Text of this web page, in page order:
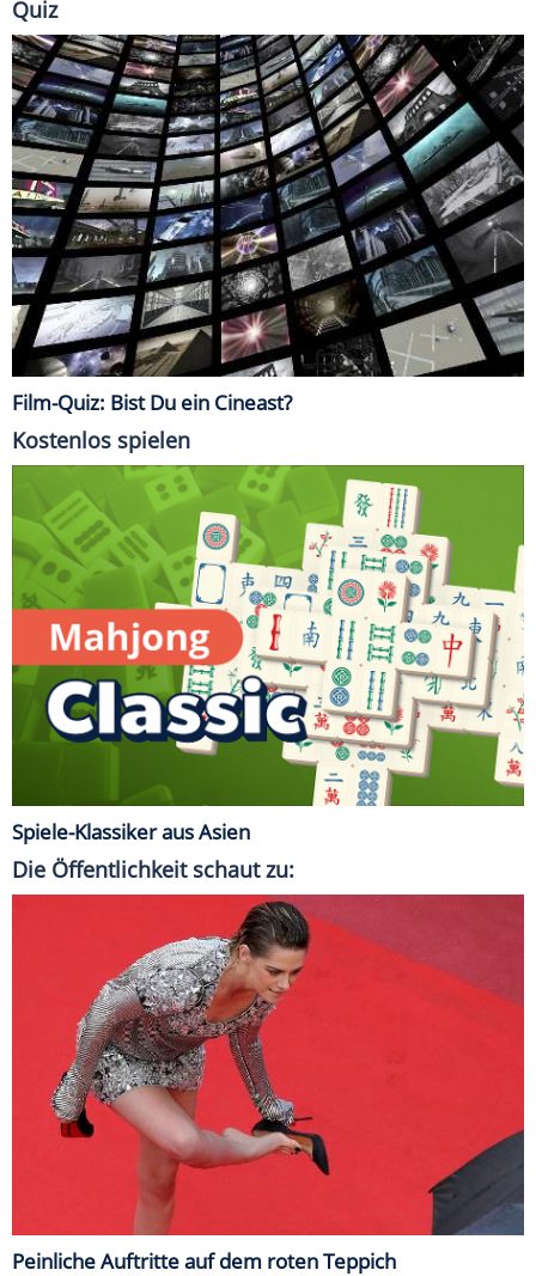
Quiz
Film-Quiz: Bist Du ein Cineast?
Kostenlos spielen
Spiele-Klassiker aus Asien
Die Öffentlichkeit schaut zu:
Peinliche Auftritte auf dem roten Teppich